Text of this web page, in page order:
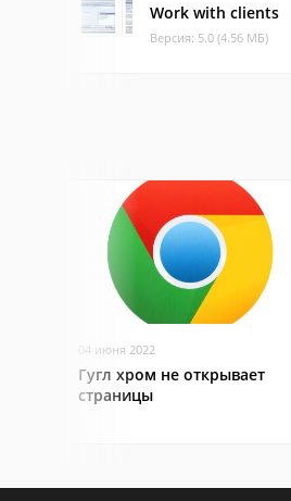
Work with clients
Версия: 5.0 (4.56 МБ)
04 июня 2022
Гугл хром не открывает
страницы